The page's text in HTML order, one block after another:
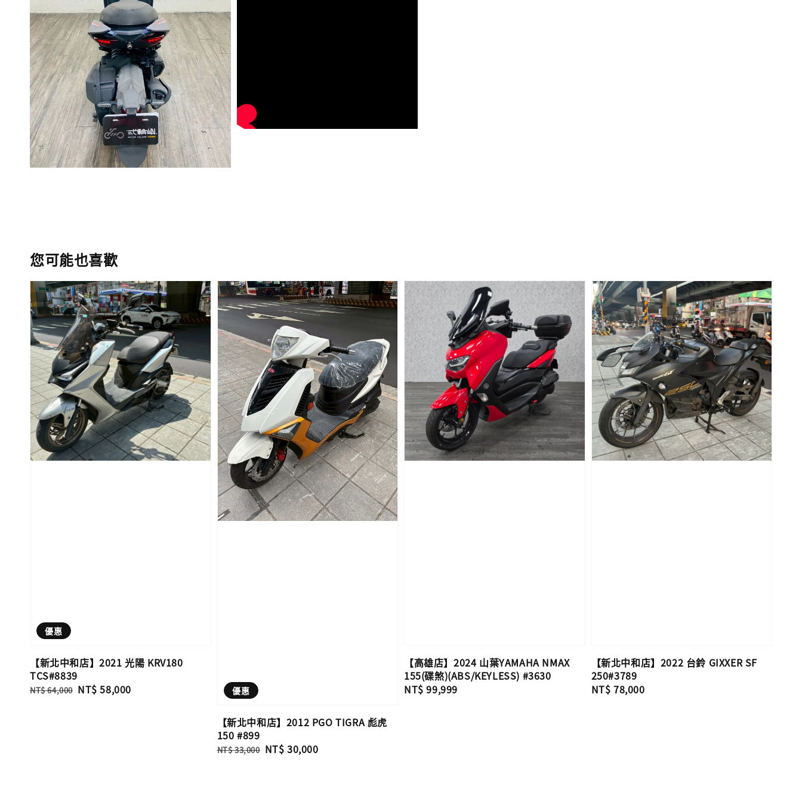
您可能也喜歡
優惠
【新北中和店】2021 光陽 KRV180
TCS#8839
Regular
NT$ 64,000 Sale
NT$ 58,000 優惠
【新北中和店】2012 PGO TIGRA 彪虎
150 #899
Regular
NT$ 33,000 Sale
NT$ 30,000
【高雄店】2024 山葉YAMAHA NMAX
155(碟煞)(ABS/KEYLESS) #3630
Regular
NT$ 99,999
【新北中和店】2022 台鈴 GIXXER SF
250#3789
Regular
NT$ 78,000